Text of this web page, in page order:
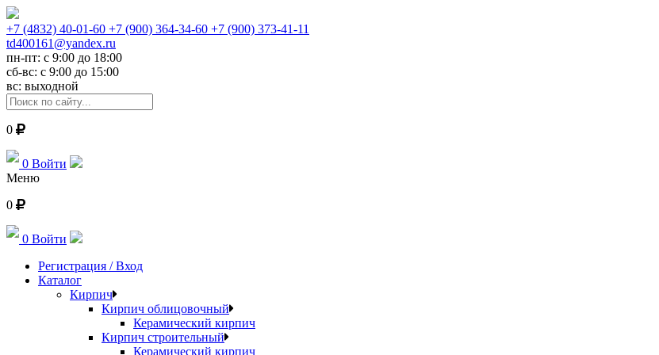
+7 (4832) 40-01-60 +7 (900) 364-34-60 +7 (900) 373-41-11
td400161@yandex.ru
пн-пт: с 9:00 до 18:00
сб-вс: с 9:00 до 15:00
вс: выходной
0
0 Войти
Меню
0
0 Войти
Регистрация / Вход
Каталог
Кирпич
Кирпич облицовочный
Керамический кирпич
Кирпич строительный
Керамический кирпич